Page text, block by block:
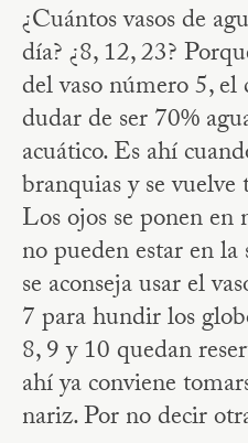
¿Cuántos vasos de
día? ¿8, 12, 23?
del vaso número 5,
dudar de ser 70%
acuático. Es ahí
branquias y se
Los ojos se ponen
no pueden estar en
se aconseja usar el
7 para hundir los
8, 9 y 10 quedan
ahí ya conviene
nariz. Por no decir